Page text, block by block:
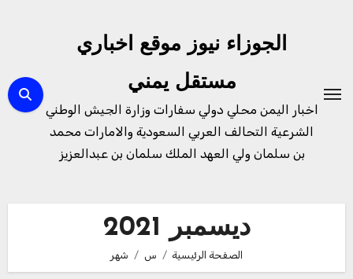
الجوزاء نيوز موقع اخباري
مستقل يمني
اخبار اليمن محلي دولي سفارات وزارة الجيش الوطني
الشرعية التحالف العربي السعودية والامارات محمد
بن سلمان ولي العهد الملك سلمان بن عبدالعزيز
ديسمبر 2021
الصفحة الرئيسية س شهر